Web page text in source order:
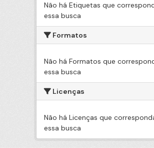
Não há Etiquetas que
essa busca
Formatos
Não há Formatos que
essa busca
Licenças
Não há Licenças que
essa busca